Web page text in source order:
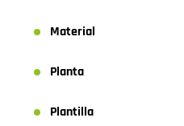
Material
Planta
Plantilla